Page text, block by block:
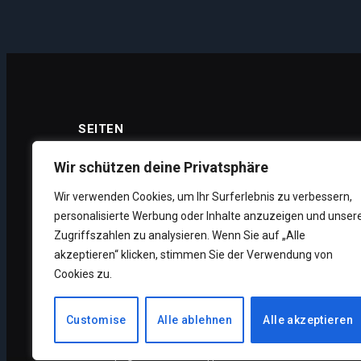
Wir schützen deine Privatsphäre
Wir verwenden Cookies, um Ihr Surferlebnis zu verbessern,
personalisierte Werbung oder Inhalte anzuzeigen und
Zugriffszahlen zu analysieren. Wenn Sie auf „Alle
akzeptieren“ klicken, stimmen Sie der Verwendung von
Cookies zu.
Customise Alle ablehnen Alle akzeptieren
SEITEN
Datenschutz
Impressum
Über uns